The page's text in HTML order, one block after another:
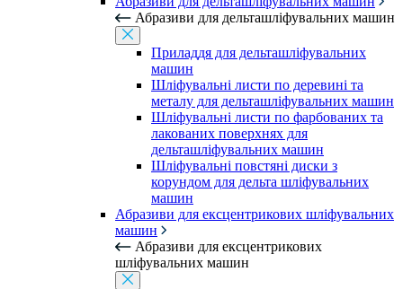
Абразиви для дельташліфувальних машин
Приладдя для дельташліфувальних
машин
Шліфувальні листи по деревині та
металу для дельташліфувальних машин
Шліфувальні листи по фарбованих та
лакованих поверхнях для
дельташліфувальних машин
Шліфувальні повстяні диски з
корундом для дельта шліфувальних
машин
Абразиви для ексцентрикових шліфувальних
машин
Абразиви для ексцентрикових
шліфувальних машин